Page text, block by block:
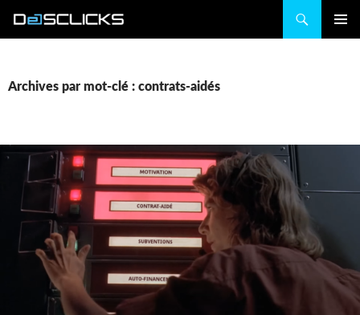
Archives par mot-clé : contrats-aidés